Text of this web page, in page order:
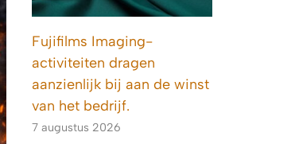
Fujifilms Imaging-
activiteiten dragen
aanzienlijk bij aan de winst
van het bedrijf.
7 augustus 2026